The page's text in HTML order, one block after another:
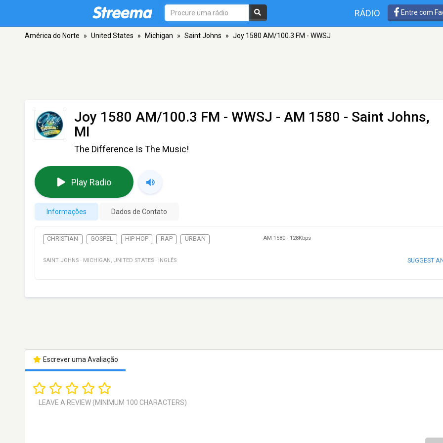
RÁDIO Entre com
América do Norte » United States » Michigan » Saint Johns » Joy 1580 AM/100.3 FM - WWSJ
Joy 1580 AM/100.3 FM - WWSJ - AM 1580 - Saint Johns,
MI
The Difference Is The Music!
Play Radio
Informações Dados de Contato
CHRISTIAN GOSPEL HIP HOP RAP URBAN AM 1580 - 128Kbps
SAINT JOHNS · MICHIGAN , UNITED STATES · INGLÊS SUGGEST
Escrever uma Avaliação